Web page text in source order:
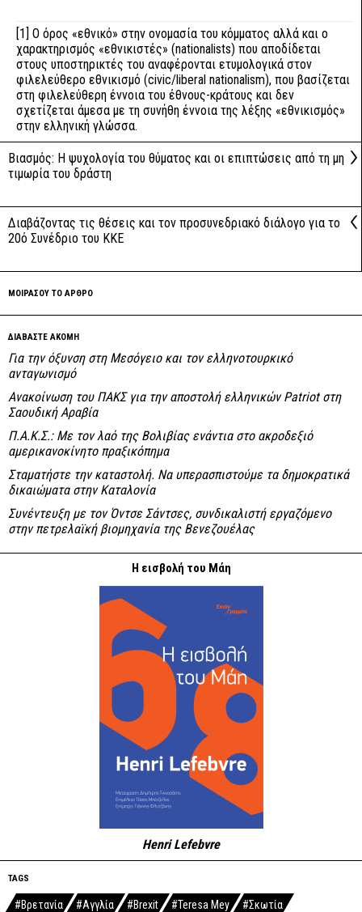
[1] O όρος «εθνικό» στην ονομασία του κόμματος αλλά και ο
χαρακτηρισμός «εθνικιστές» (nationalists) που αποδίδεται
στους υποστηρικτές του αναφέρονται ετυμολογικά στον
φιλελεύθερο εθνικισμό (civic/liberal nationalism), που βασίζεται
στη φιλελεύθερη έννοια του έθνους-κράτους και δεν
σχετίζεται άμεσα με τη συνήθη έννοια της λέξης «εθνικισμός»
στην ελληνική γλώσσα.
Βιασμός: Η ψυχολογία του θύματος και οι επιπτώσεις από τη μη
τιμωρία του δράστη
Διαβάζοντας τις θέσεις και τον προσυνεδριακό διάλογο για το
20ό Συνέδριο του ΚΚΕ
ΜΟΙΡΑΣΟΥ ΤΟ ΑΡΘΡΟ
ΔΙΑΒΑΣΤΕ ΑΚΟΜΗ
Για την όξυνση στη Μεσόγειο και τον ελληνοτουρκικό
ανταγωνισμό
Ανακοίνωση του ΠΑΚΣ για την αποστολή ελληνικών Patriot στη
Σαουδική Αραβία
Π.Α.Κ.Σ.: Με τον λαό της Βολιβίας ενάντια στο ακροδεξιό
αμερικανοκίνητο πραξικόπημα
Σταματήστε την καταστολή. Να υπερασπιστούμε τα δημοκρατικά
δικαιώματα στην Καταλονία
Συνέντευξη με τον Όντσε Σάντσες, συνδικαλιστή εργαζόμενο
στην πετρελαϊκή βιομηχανία της Βενεζουέλας
Η εισβολή του Μάη
Henri Lefebvre
TAGS
#Βρετανία #Αγγλία #Brexit #Teresa Mey
#Σκωτία